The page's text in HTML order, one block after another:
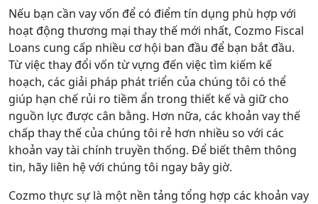
Nếu bạn cần vay vốn để có điểm tín dụng phù hợp với
hoạt động thương mại thay thế mới nhất, Cozmo Fiscal
Loans cung cấp nhiều cơ hội ban đầu để bạn bắt đầu.
Từ việc thay đổi vốn từ vựng đến việc tìm kiếm kế
hoạch, các giải pháp phát triển của chúng tôi có thể
giúp hạn chế rủi ro tiềm ẩn trong thiết kế và giữ cho
nguồn lực được cân bằng. Hơn nữa, các khoản vay thế
chấp thay thế của chúng tôi rẻ hơn nhiều so với các
khoản vay tài chính truyền thống. Để biết thêm thông
tin, hãy liên hệ với chúng tôi ngay bây giờ.
Cozmo thực sự là một nền tảng tổng hợp các khoản vay